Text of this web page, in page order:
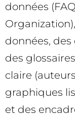
données
données,
des
claire
graphiques
et des